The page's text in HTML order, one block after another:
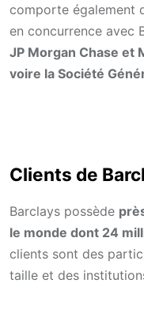
comporte également
en concurrence avec
JP Morgan Chase et
voire la Société
Clients de
Barclays possède
le monde dont 24
clients sont des
taille et des